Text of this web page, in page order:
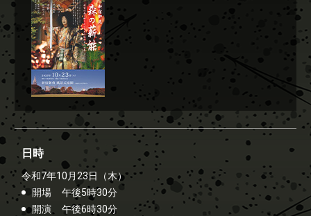
日時
令和7年10月23日（木）
開場
午後5時30分
開演
午後6時30分